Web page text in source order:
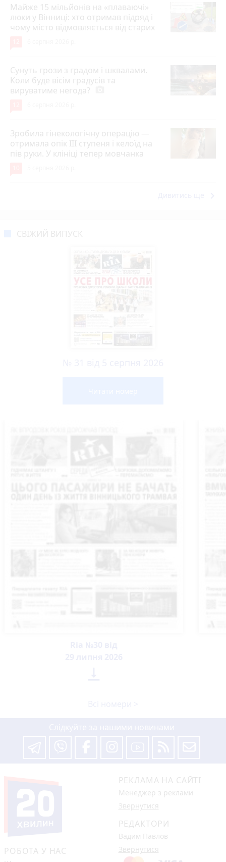
Майже 15 мільйонів на «плаваючі»
люки у Вінниці: хто отримав підряд і
чому місто відмовляється від старих
Сунуть грози з градом і шквалами.
Коли буде вісім градусів та
вируватиме негода?
Зробила гінекологічну операцію —
отримала опік ІІІ ступеня і келоїд на
пів руки. У клініці тепер мовчанка
РОБОТА У НАС
РЕКЛАМА НА САЙТІ
Менеджер з реклами
Звернутися
РЕДАКТОРИ
Вадим Павлов
Звернутися